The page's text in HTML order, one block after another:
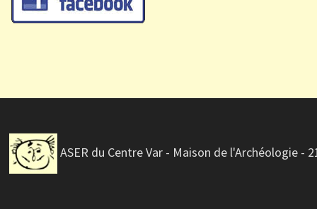
ASER du Centre Var - Maison de l'Archéologie -